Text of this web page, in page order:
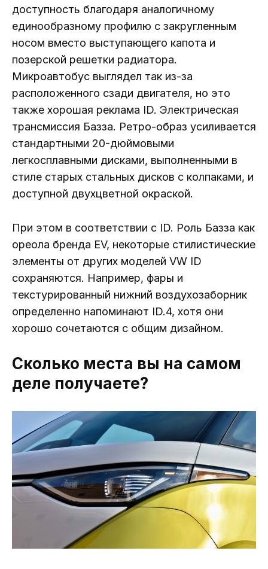
доступность благодаря аналогичному
единообразному профилю с закругленным
носом вместо выступающего капота и
позерской решетки радиатора.
Микроавтобус выглядел так из-за
расположенного сзади двигателя, но это
также хорошая реклама ID. Электрическая
трансмиссия Базза. Ретро-образ усиливается
стандартными 20-дюймовыми
легкосплавными дисками, выполненными в
стиле старых стальных дисков с колпаками, и
доступной двухцветной окраской.
При этом в соответствии с ID. Роль Базза как
ореола бренда EV, некоторые стилистические
элементы от других моделей VW ID
сохраняются. Например, фары и
текстурированный нижний воздухозаборник
определенно напоминают ID.4, хотя они
хорошо сочетаются с общим дизайном.
Сколько места вы на самом
деле получаете?